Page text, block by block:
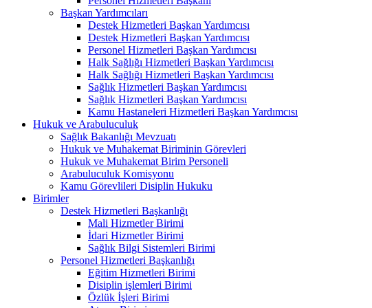
Başkan Yardımcıları
Destek Hizmetleri Başkan Yardımcısı
Destek Hizmetleri Başkan Yardımcısı
Personel Hizmetleri Başkan Yardımcısı
Halk Sağlığı Hizmetleri Başkan Yardımcısı
Halk Sağlığı Hizmetleri Başkan Yardımcısı
Sağlık Hizmetleri Başkan Yardımcısı
Sağlık Hizmetleri Başkan Yardımcısı
Kamu Hastaneleri Hizmetleri Başkan Yardımcısı
Hukuk ve Arabuluculuk
Sağlık Bakanlığı Mevzuatı
Hukuk ve Muhakemat Biriminin Görevleri
Hukuk ve Muhakemat Birim Personeli
Arabuluculuk Komisyonu
Kamu Görevlileri Disiplin Hukuku
Birimler
Destek Hizmetleri Başkanlığı
Mali Hizmetler Birimi
İdari Hizmetler Birimi
Sağlık Bilgi Sistemleri Birimi
Personel Hizmetleri Başkanlığı
Eğitim Hizmetleri Birimi
Disiplin işlemleri Birimi
Özlük İşleri Birimi